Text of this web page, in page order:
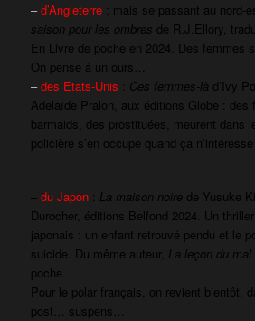
–d’Angleterre : mais se passant au nord-
saison pour les ombres de R.J.Ellory,
En Livre de poche en 2024. Des femmes
On pense à un ours…
–des Etats-Unis : Ces femmes-là d’Ivy
Adelaïde Pralon, aux éditions Globe : des
barmaids, des prostituées, meurent dans
policière s’en occupe quand ça
–du Japon : La maison noire de Yusuke
Durocher, éditions Belfond 2024. Un
japonais : un enfant retrouvé pendu et le
suicide. Du même auteur, La leçon du mal
poche.
Pour le polar français, on revient bientôt,
post… suspens…